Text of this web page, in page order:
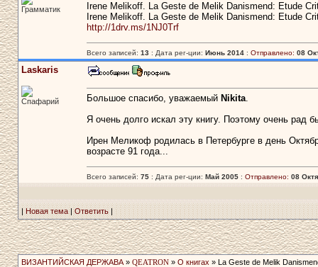
Грамматик
Irene Melikoff. La Geste de Melik Danismend: Etude
Irene Melikoff. La Geste de Melik Danismend: Etude
http://1drv.ms/1NJ0Trf
Всего записей: 13: Дата рег-ции: Июнь 2014: Отправлено: 08
Laskaris
Спафарий Большое спасибо, уважаемый Nikita.
Я очень долго искал эту книгу. Поэтому очень рад
Ирен Меликоф родилась в Петербурге в день
возрасте 91 года...
Всего записей: 75: Дата рег-ции: Май 2005: Отправлено: 08
| Новая тема|Ответить|
ВИЗАНТИЙСКАЯ ДЕРЖАВА» QEATRON» О книгах » La Geste de Melik